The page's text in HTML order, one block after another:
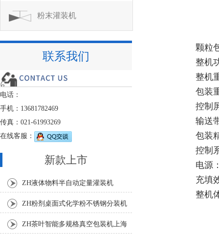
颗粒
整机
整机
包装
控制
输送
包装
控制
电源
充填
整机
粉末灌装机
联系我们
电话：
手机：13681782469
传真：021-61993269
在线客服：
新款上市
ZH液体物料半自动定量灌装机
ZH粉剂桌面式化学粉不锈钢分装机
ZH茶叶智能多规格真空包装机上海